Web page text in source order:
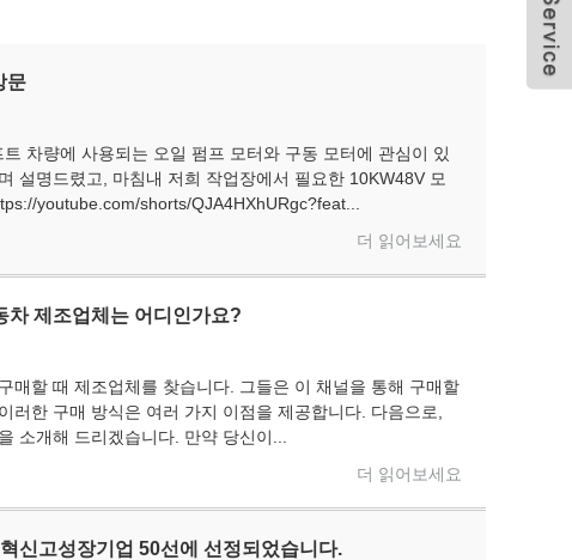
문
차량에 사용되는 오일 펌프 모터와 구동 모터에 관심이 있
설명드렸고, 마침내 저희 작업장에서 필요한 10KW48V 모
youtube.com/shorts/QJA4HXhURgc?feat...
더 읽어보세요
차 제조업체는 어디인가요?
매할 때 제조업체를 찾습니다. 그들은 이 채널을 통해 구매할
러한 구매 방식은 여러 가지 이점을 제공합니다. 다음으로,
소개해 드리겠습니다. 만약 당신이...
더 읽어보세요
신고성장기업 50선에 선정되었습니다.